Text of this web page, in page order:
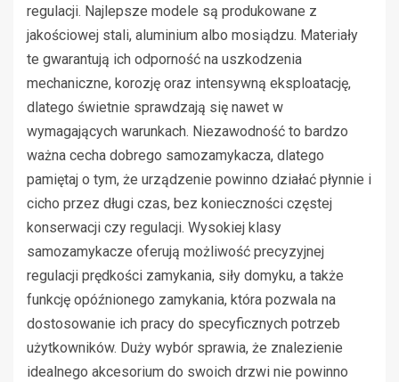
regulacji. Najlepsze modele są produkowane z
jakościowej stali, aluminium albo mosiądzu. Materiały
te gwarantują ich odporność na uszkodzenia
mechaniczne, korozję oraz intensywną eksploatację,
dlatego świetnie sprawdzają się nawet w
wymagających warunkach. Niezawodność to bardzo
ważna cecha dobrego samozamykacza, dlatego
pamiętaj o tym, że urządzenie powinno działać płynnie i
cicho przez długi czas, bez konieczności częstej
konserwacji czy regulacji. Wysokiej klasy
samozamykacze oferują możliwość precyzyjnej
regulacji prędkości zamykania, siły domyku, a także
funkcję opóźnionego zamykania, która pozwala na
dostosowanie ich pracy do specyficznych potrzeb
użytkowników. Duży wybór sprawia, że znalezienie
idealnego akcesorium do swoich drzwi nie powinno